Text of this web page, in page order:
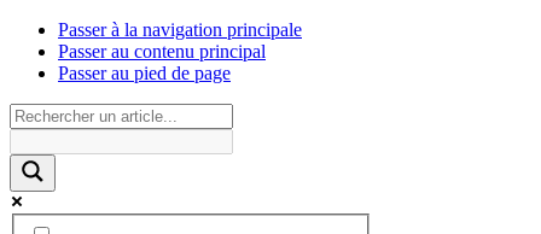
Passer à la navigation principale
Passer au contenu principal
Passer au pied de page